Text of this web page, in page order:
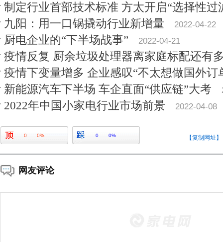
制定行业首部技术标准 方太开启“选择性过
九阳：用一口锅撬动行业新增量
2022-04-22
厨电企业的“下半场战事” 2022-04-21
疫情反复 厨余垃圾处理器离家庭标配还有
疫情下变量增多 企业感叹“不太想做国外订
新能源汽车下半场 车企直面“供应链”大考
2022年中国小家电行业市场前景 2022-04-08
0 0% 0 0% 【复制网址】
网友评论